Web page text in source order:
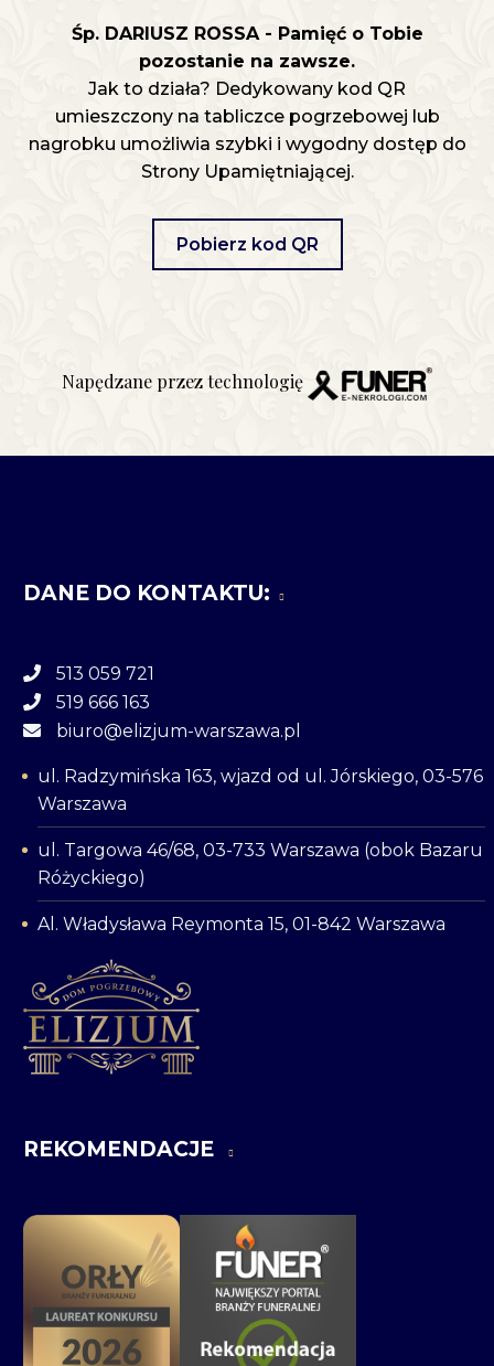
Śp. DARIUSZ ROSSA - Pamięć o Tobie
pozostanie na zawsze.
Jak to działa? Dedykowany kod QR
umieszczony na tabliczce pogrzebowej lub
nagrobku umożliwia szybki i wygodny dostęp do
Strony Upamiętniającej.
Pobierz kod QR
Napędzane przez technologię
DANE DO KONTAKTU:
513 059 721
519 666 163
biuro@elizjum-warszawa.pl
ul. Radzymińska 163, wjazd od ul. Jórskiego, 03-576
Warszawa
ul. Targowa 46/68, 03-733 Warszawa (obok Bazaru
Różyckiego)
Al. Władysława Reymonta 15, 01-842 Warszawa
REKOMENDACJE